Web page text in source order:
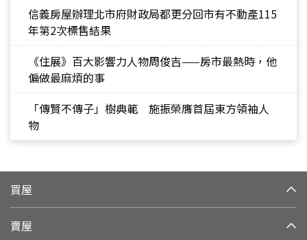
信義房屋辦理北市府財政局都更分回市有不動產115
年第2次標售結果
《住展》百大影響力人物周俊吉——房市最熱時，他
偏做最麻煩的事
「傳賢不傳子」樹典範 施振榮膺首屆東方領袖人
物
買屋
賣屋